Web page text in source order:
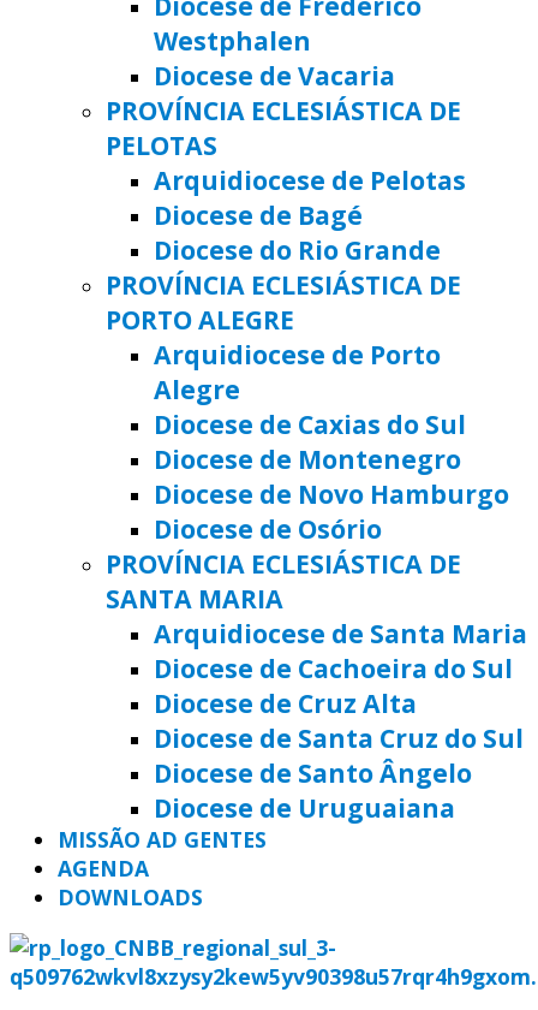
Westphalen
Diocese de Vacaria
PROVÍNCIA ECLESIÁSTICA DE
PELOTAS
Arquidiocese de Pelotas
Diocese de Bagé
Diocese do Rio Grande
PROVÍNCIA ECLESIÁSTICA DE
PORTO ALEGRE
Arquidiocese de Porto
Alegre
Diocese de Caxias do Sul
Diocese de Montenegro
Diocese de Novo Hamburgo
Diocese de Osório
PROVÍNCIA ECLESIÁSTICA DE
SANTA MARIA
Arquidiocese de Santa Maria
Diocese de Cachoeira do Sul
Diocese de Cruz Alta
Diocese de Santa Cruz do Sul
Diocese de Santo Ângelo
Diocese de Uruguaiana
MISSÃO AD GENTES
AGENDA
DOWNLOADS